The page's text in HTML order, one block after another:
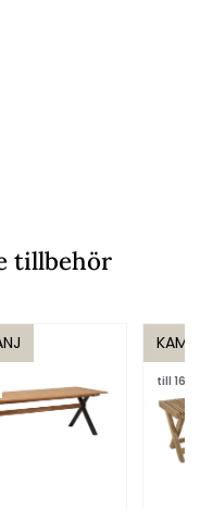
tillbehör
till 16/8